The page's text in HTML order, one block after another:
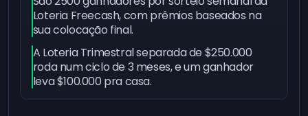
Loteria Freecash, com prêmios baseados na
sua colocação final.
A Loteria Trimestral separada de $250.000
roda num ciclo de 3 meses, e um ganhador
leva $100.000 pra casa.